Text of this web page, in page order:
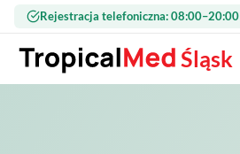
Przejdź do treści
Rejestracja telefoniczna: 08:00–20:00
Śląsk